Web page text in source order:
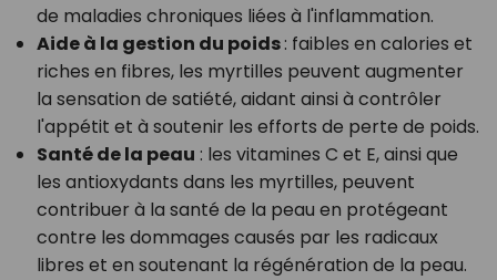
de maladies chroniques liées à l'inflammation.
Aide à la gestion du poids: faibles en calories et
riches en fibres, les myrtilles peuvent augmenter
la sensation de satiété, aidant ainsi à contrôler
l'appétit et à soutenir les efforts de perte de poids.
Santé de la peau : les vitamines C et E, ainsi que
les antioxydants dans les myrtilles, peuvent
contribuer à la santé de la peau en protégeant
contre les dommages causés par les radicaux
libres et en soutenant la régénération de la peau.